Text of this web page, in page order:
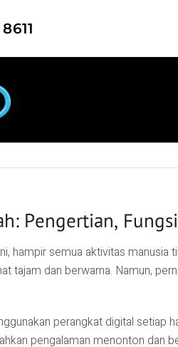
Pengertian,
hampir semua aktivitas
tajam dan berwarna. Namun,
perangkat digital setiap
pengalaman menonton dan